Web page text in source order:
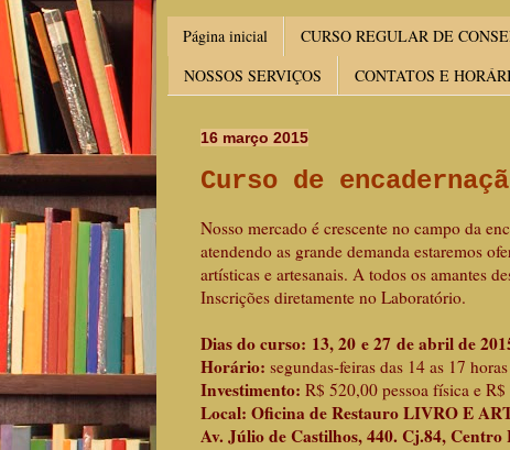
Página inicial CURSO REGULAR DE
NOSSOS SERVIÇOS
CONTATOS E
16 março 2015
Curso de
Nosso mercado é crescente no campo da
atendendo as grande demanda estaremos
artísticas e artesanais. A todos os amantes
Inscrições diretamente no Laboratório.
Dias do curso: 13, 20 e 27 de abril de
Horário: segundas-feiras das 14 as 17
Investimento: R$ 520,00 pessoa física e
Local: Oficina de Restauro LIVRO E
Av. Júlio de Castilhos, 440. Cj.84,